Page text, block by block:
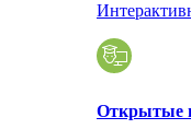
Открытые